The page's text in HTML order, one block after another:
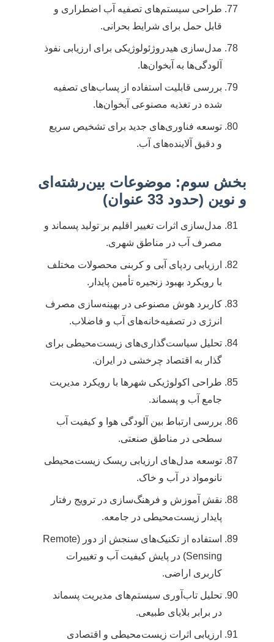
طراحی سیستم‌های تصفیه آب اضطراری و
قابل حمل برای شرایط بحرانی.
مدل‌سازی هیدروژئولوژیکی برای ارزیابی نفوذ
آلودگی‌ها به آبخوان‌ها.
بررسی قابلیت استفاده از پساب‌های تصفیه
شده در تغذیه مصنوعی آبخوان‌ها.
توسعه فناوری‌های جدید برای تشخیص سریع
و دقیق آلاینده‌های آب.
بخش سوم: موضوعات بین‌رشته‌ای
و نوین (حدود 33 عنوان)
مدل‌سازی اثرات تغییر اقلیم بر تولید پسماند و
مصرف آب در مناطق شهری.
ارزیابی ردپای آبی و کربنی محصولات مختلف
با رویکرد بهبود زنجیره تأمین پایدار.
کاربرد هوش مصنوعی در بهینه‌سازی مصرف
انرژی در تصفیه‌خانه‌های آب و فاضلاب.
تحلیل سیاست‌گذاری‌های زیست‌محیطی برای
گذار به اقتصاد چرخشی در ایران.
طراحی اکولوژیکی شهرها با رویکرد مدیریت
جامع آب و پسماند.
بررسی ارتباط بین آلودگی هوا و کیفیت آب
سطحی در مناطق صنعتی.
توسعه مدل‌های ارزیابی ریسک زیست‌محیطی
نانومواد در آب و خاک.
نقش آموزش و فرهنگ‌سازی در ترویج رفتار
پایدار زیست‌محیطی در جامعه.
استفاده از تکنیک‌های سنجش از دور (Remote
Sensing) در پایش کیفیت آب و تغییرات
کاربری اراضی.
تحلیل تاب‌آوری سیستم‌های مدیریت پسماند
در برابر بلایای طبیعی.
ارزیابی اثرات زیست‌محیطی و اقتصادی